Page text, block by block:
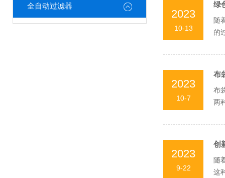
全自动过滤器
2023
10-13
绿
随
的
2023
10-7
布
布
两
2023
9-22
创
随
这